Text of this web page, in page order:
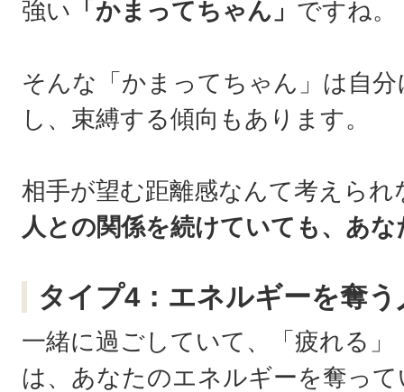
強い 「かまってちゃん」 ですね。
そんな「かまってちゃん」は自
し、束縛する傾向もあります。
相手が望む距離感なんて考えら
人との関係を続けていても、あ
タイプ4：エネルギーを奪う
一緒に過ごしていて、「疲れる
は、あなたのエネルギーを奪っ